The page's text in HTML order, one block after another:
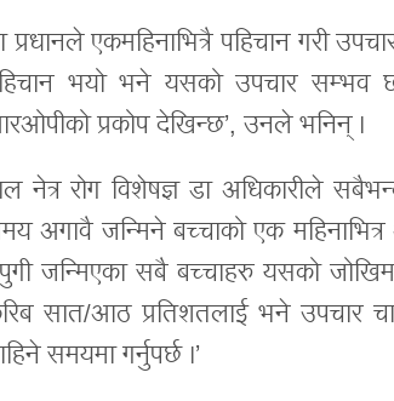
प्रधानले एकमहिनाभित्रै पहिचान गरी
भयो भने यसको उपचार सम्भव
प्रकोप देखिन्छ’, उनले भनिन् ।
नेत्र रोग विशेषज्ञ डा अधिकारीले
अगावै जन्मिने बच्चाको एक
जन्मिएका सबै बच्चाहरु यसको
सात/आठ प्रतिशतलाई भने उपचार
समयमा गर्नुपर्छ ।’